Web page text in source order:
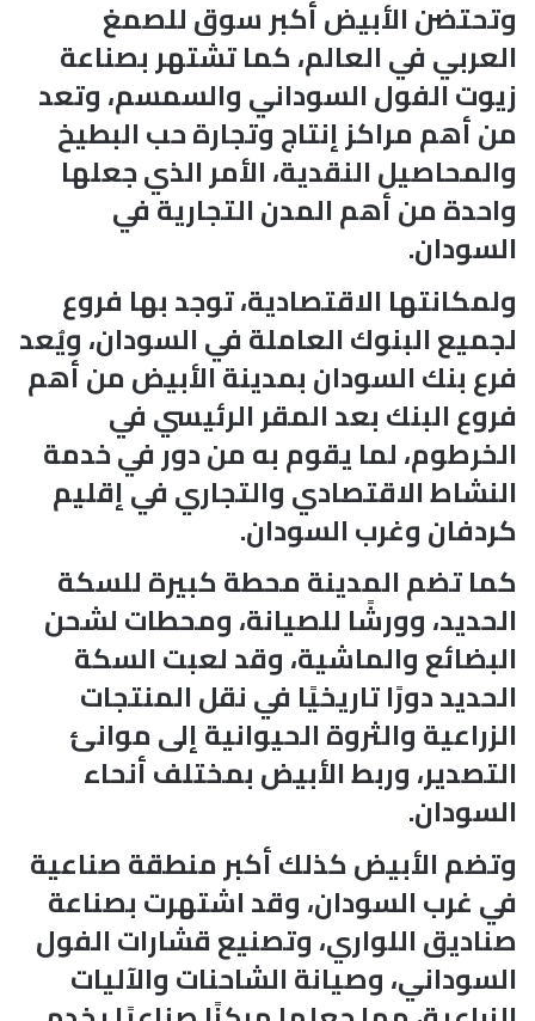
وتحتضن الأبيض أكبر سوق للصمغ
العربي في العالم، كما تشتهر بصناعة
زيوت الفول السوداني والسمسم، وتعد
من أهم مراكز إنتاج وتجارة حب البطيخ
والمحاصيل النقدية، الأمر الذي جعلها
واحدة من أهم المدن التجارية في
السودان.
ولمكانتها الاقتصادية، توجد بها فروع
لجميع البنوك العاملة في السودان، ويُعد
فرع بنك السودان بمدينة الأبيض من أهم
فروع البنك بعد المقر الرئيسي في
الخرطوم، لما يقوم به من دور في خدمة
النشاط الاقتصادي والتجاري في إقليم
كردفان وغرب السودان.
كما تضم المدينة محطة كبيرة للسكة
الحديد، وورشًا للصيانة، ومحطات لشحن
البضائع والماشية، وقد لعبت السكة
الحديد دورًا تاريخيًا في نقل المنتجات
الزراعية والثروة الحيوانية إلى موانئ
التصدير، وربط الأبيض بمختلف أنحاء
السودان.
وتضم الأبيض كذلك أكبر منطقة صناعية
في غرب السودان، وقد اشتهرت بصناعة
صناديق اللواري، وتصنيع قشارات الفول
السوداني، وصيانة الشاحنات والآليات